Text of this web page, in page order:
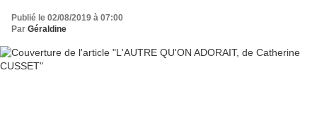
Publié le 02/08/2019 à 07:00
Par Géraldine